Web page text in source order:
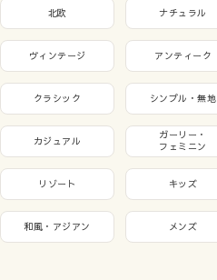
北欧 ナチュラル
ヴィンテージ アンティーク
クラシック シンプル・無地
カジュアル
ガーリー・
フェミニン
リゾート キッズ
和風・アジアン メンズ